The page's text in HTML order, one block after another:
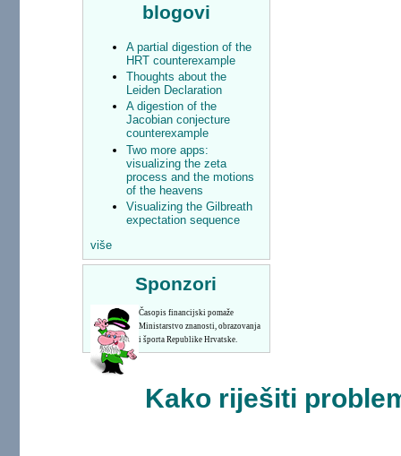
blogovi
A partial digestion of the
HRT counterexample
Thoughts about the
Leiden Declaration
A digestion of the
Jacobian conjecture
counterexample
Two more apps:
visualizing the zeta
process and the motions
of the heavens
Visualizing the Gilbreath
expectation sequence
više
Sponzori
Časopis financijski pomaže
Ministarstvo znanosti, obrazovanja
i športa Republike Hrvatske.
Kako riješiti